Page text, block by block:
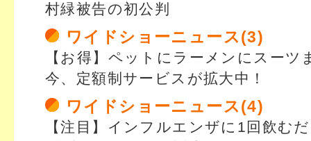
村緑被告の初公判
ワイドショーニュース(3)
【お得】ペットにラーメンにスーツ
今、定額制サービスが拡大中！
ワイドショーニュース(4)
【注目】インフルエンザに1回飲む